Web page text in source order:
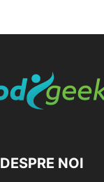
DESPRE NOI